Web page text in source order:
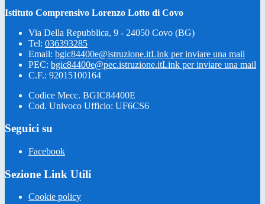
Istituto Comprensivo Lorenzo Lotto di Covo
Via Della Repubblica, 9 - 24050 Covo (BG)
Tel: 036393285
Email: bgic84400e@istruzione.itLink per inviare una mail
PEC: bgic84400e@pec.istruzione.itLink per inviare una mail
C.F.: 92015100164
Codice Mecc. BGIC84400E
Cod. Univoco Ufficio: UF6CS6
Seguici su
Facebook
Sezione Link Utili
Cookie policy